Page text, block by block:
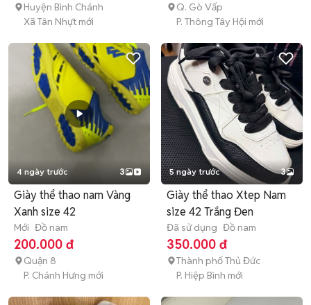
Huyện Bình Chánh
Xã Tân Nhựt mới
Q. Gò Vấp
P. Thông Tây Hội mới
4 ngày trước 3
Giày thể thao nam Vàng
Xanh size 42
Mới Đồ nam
200.000 đ
Quận 8
P. Chánh Hưng mới
5 ngày trước 3
Giày thể thao Xtep Nam
size 42 Trắng Đen
Đã sử dụng Đồ nam
350.000 đ
Thành phố Thủ Đức
P. Hiệp Bình mới